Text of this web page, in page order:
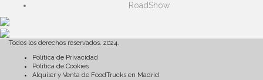
RoadShow
Todos los derechos reservados. 2024.
Política de Privacidad
Política de Cookies
Alquiler y Venta de FoodTrucks en Madrid